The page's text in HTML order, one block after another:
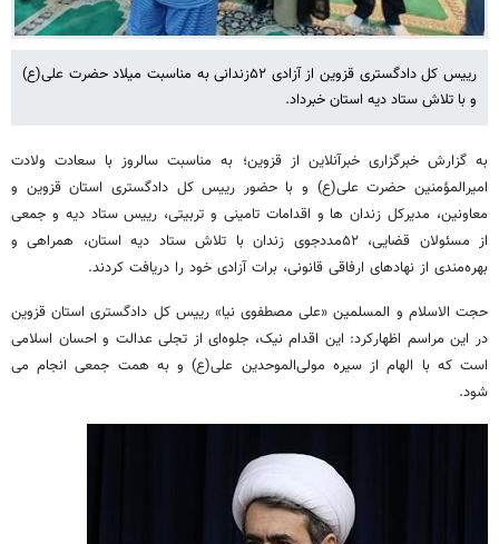
رییس کل دادگستری قزوین از آزادی ۵۲زندانی به مناسبت میلاد حضرت علی(ع)
و با تلاش ستاد دیه استان خبرداد.
به گزارش خبرگزاری خبرآنلاین از قزوین؛ به مناسبت سالروز با سعادت ولادت
امیرالمؤمنین حضرت علی(ع) و با حضور رییس کل دادگستری استان قزوین و
معاونین، مدیرکل زندان ها و اقدامات تامینی و تربیتی، رییس ستاد دیه و جمعی
از مسئولان قضایی، ۵۲مددجوی زندان با تلاش ستاد دیه استان، همراهی و
بهره‌مندی از نهادهای ارفاقی قانونی، برات آزادی خود را دریافت کردند.
حجت الاسلام و المسلمین «علی مصطفوی نیا» رییس کل دادگستری استان قزوین
در این مراسم اظهارکرد: این اقدام نیک، جلوه‌ای از تجلی عدالت و احسان اسلامی
است که با الهام از سیره مولی‌الموحدین علی(ع) و به همت جمعی انجام می
شود.